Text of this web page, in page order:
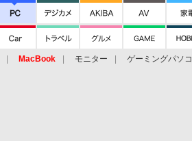
MacBook モニター ゲーミングパソ